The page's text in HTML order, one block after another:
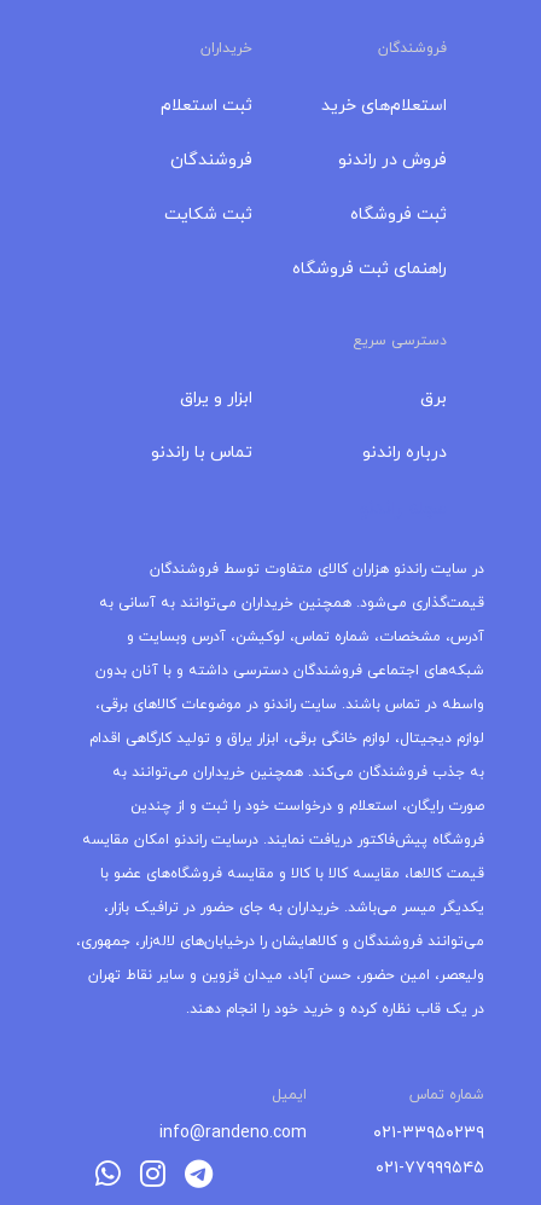
فروشندگان خریداران
استعلام‌های خرید
فروش در راندنو
ثبت فروشگاه
راهنمای ثبت فروشگاه
ثبت استعلام
فروشندگان
ثبت شکایت
دسترسی سریع
برق
درباره‌ راندنو
ابزار و یراق
تماس با راندنو
در سایت راندنو هزاران کالای متفاوت توسط فروشندگان
قیمت‌گذاری می‌شود. همچنین خریداران می‌توانند به آسانی به
آدرس، مشخصات، شماره تماس، لوکیشن، آدرس وبسایت و
شبکه‌های اجتماعی فروشندگان دسترسی داشته و با آنان بدون
واسطه در تماس باشند. سایت راندنو در موضوعات کالاهای برقی،
لوازم دیجیتال، لوازم خانگی برقی، ابزار یراق و تولید کارگاهی اقدام
به جذب فروشندگان می‌کند. همچنین خریداران می‌توانند به
صورت رایگان، استعلام و درخواست خود را ثبت و از چندین
فروشگاه پیش‌فاکتور دریافت نمایند. درسایت راندنو امکان مقایسه
قیمت کالاها، مقایسه کالا با کالا و مقایسه فروشگاه‌های عضو با
یکدیگر میسر می‌باشد. خریداران به جای حضور در ترافیک بازار،
می‌توانند فروشندگان و کالاهایشان را درخیابان‌های لاله‌زار، جمهوری،
ولیعصر، امین حضور، حسن آباد، میدان قزوین و سایر نقاط تهران
در یک قاب نظاره کرده و خرید خود را انجام دهند.
شماره تماس ایمیل
۰۲۱-۳۳۹۵۰۲۳۹
۰۲۱-۷۷۹۹۹۵۴۵
info@randeno.com